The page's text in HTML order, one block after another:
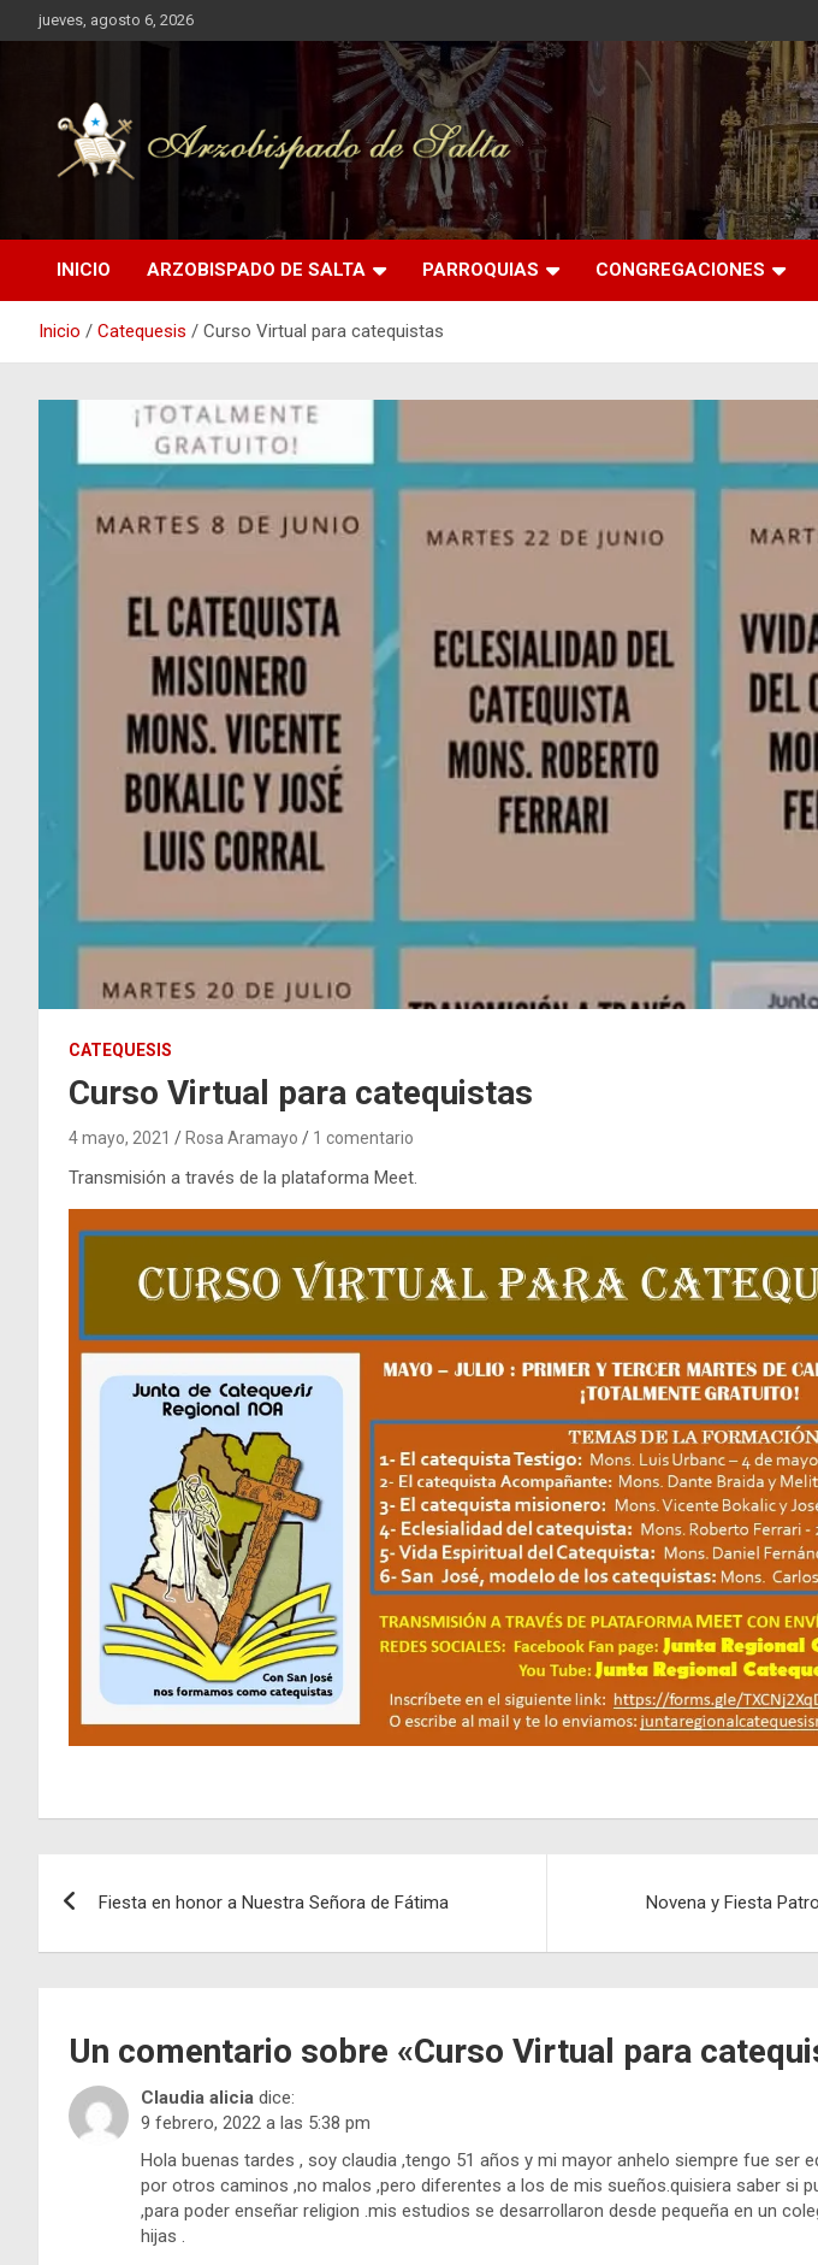
Saltar
al
jueves, agosto 6, 2026
INICIO ARZOBISPADO DE SALTA PARROQUIAS CONGREGACIONES
Inicio Catequesis Curso Virtual para catequistas
CATEQUESIS
Curso Virtual para catequistas
4 mayo, 2021 Rosa Aramayo 1 comentario
Transmisión a través de la plataforma Meet.
Fiesta en honor a Nuestra Señora de Fátima Novena y Fiesta
Un comentario sobre «Curso Virtual para
Claudia alicia dice:
9 febrero, 2022 a las 5:38 pm
Hola buenas tardes , soy claudia ,tengo 51 años y mi mayor anhelo siempre fue ser
por otros caminos ,no malos ,pero diferentes a los de mis sueños.quisiera saber si
,para poder enseñar religion .mis estudios se desarrollaron desde pequeña en un
hijas .